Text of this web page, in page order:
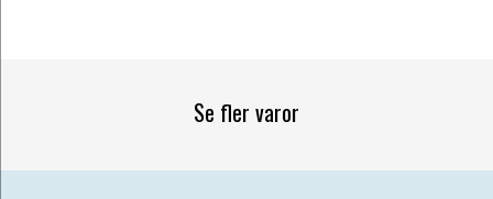
Se fler varor